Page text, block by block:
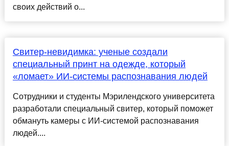
своих действий о...
Свитер-невидимка: ученые создали
специальный принт на одежде, который
«ломает» ИИ-системы распознавания людей
Сотрудники и студенты Мэрилендского университета
разработали специальный свитер, который поможет
обмануть камеры с ИИ-системой распознавания
людей....